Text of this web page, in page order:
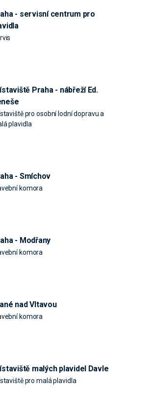
- servisní centrum pro
Praha - nábřeží Ed.
pro osobní lodní dopravu a
plavidla
- Smíchov
komora
- Modřany
komora
nad Vltavou
komora
malých plavidel Davle
pro malá plavidla